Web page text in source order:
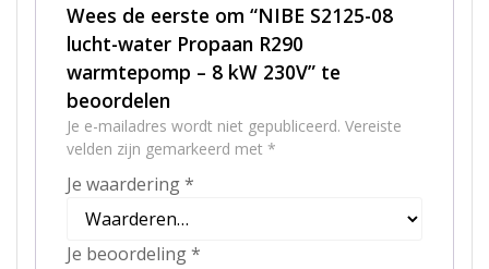
Wees de eerste om “NIBE S2125-08
lucht-water Propaan R290
warmtepomp – 8 kW 230V” te
beoordelen
Je e-mailadres wordt niet gepubliceerd. Vereiste
velden zijn gemarkeerd met *
Je waardering*
Je beoordeling*